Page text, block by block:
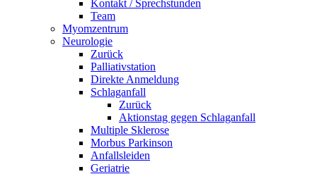
Kontakt / Sprechstunden
Team
Myomzentrum
Neurologie
Zurück
Palliativstation
Direkte Anmeldung
Schlaganfall
Zurück
Aktionstag gegen Schlaganfall
Multiple Sklerose
Morbus Parkinson
Anfallsleiden
Geriatrie